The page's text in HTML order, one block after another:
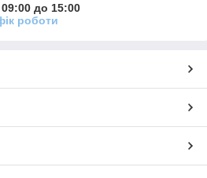
до 15:00
роботи